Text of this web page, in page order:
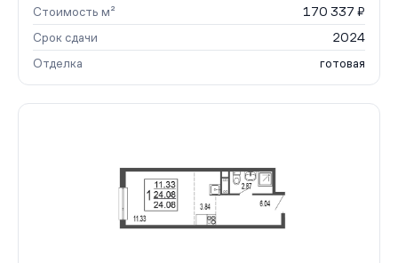
Стоимость м²
170 337 ₽
Срок сдачи
2024
Отделка
готовая